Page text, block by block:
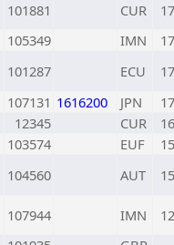
101881 CUR
105349 IMN
101287 ECU
107131 1616200 JPN
12345 CUR
103574 EUF
104560 AUT
107944 IMN